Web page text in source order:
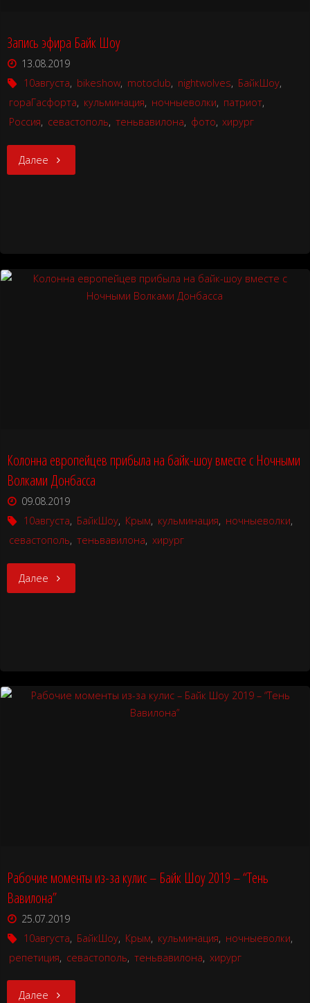
Запись эфира Байк Шоу
13.08.2019
10августа, bikeshow, motoclub, nightwolves, БайкШоу,
гораГасфорта, кульминация, ночныеволки, патриот,
Россия, севастополь, теньвавилона, фото, хирург
Далее "Запись
Колонна европейцев прибыла на байк-шоу вместе с Ночными
Волками Донбасса
09.08.2019
10августа, БайкШоу, Крым, кульминация, ночныеволки,
севастополь, теньвавилона, хирург
Далее "Колонна
байк-
Донбасса"
Рабочие моменты из-за кулис – Байк Шоу 2019 – “Тень
Вавилона”
25.07.2019
10августа, БайкШоу, Крым, кульминация, ночныеволки,
репетиция, севастополь, теньвавилона, хирург
Далее "Рабочие